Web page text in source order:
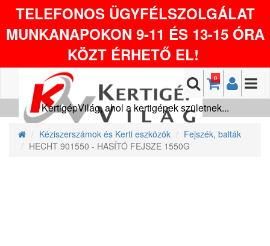
TELEFONOS ÜGYFÉLSZOLGÁLAT
MUNKANAPOKON 9-11 ÉS 13-15 ÓRA
KÖZT ÉRHETŐ EL!
0
KertigépVilág, ahol a kertigépek születnek...
Kéziszerszámok és Kerti eszközök
Fejszék, balták
HECHT 901550 - HASÍTÓ FEJSZE 1550G